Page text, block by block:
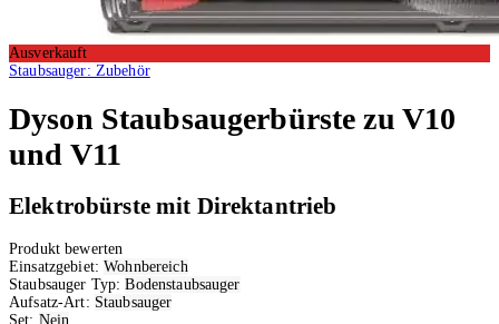
Ausverkauft
Staubsauger: Zubehör
Dyson Staubsaugerbürste zu V10
und V11
Elektrobürste mit Direktantrieb
Produkt bewerten
Einsatzgebiet:Wohnbereich
Staubsauger Typ:Bodenstaubsauger
Aufsatz-Art: Staubsauger
Set: Nein